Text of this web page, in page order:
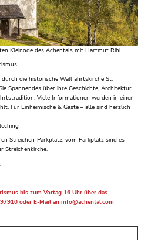
Kleinode des Achentals mit Hartmut Rihl.
die historische Wallfahrtskirche St.
Spannendes über ihre Geschichte, Architektur
Viele Informationen werden in einer
Für Einheimische & Gäste – alle sind herzlich
Streichen-Parkplatz; vom Parkplatz sind es
Streichenkirche.
bis zum Vortag 16 Uhr über das
oder E-Mail an info@achental.com